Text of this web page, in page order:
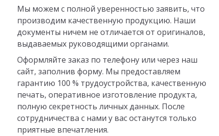
Мы можем с полной уверенностью заявить, что
производим качественную продукцию. Наши
документы ничем не отличается от оригиналов,
выдаваемых руководящими органами.
Оформляйте заказ по телефону или через наш
сайт, заполнив форму. Мы предоставляем
гарантию 100 % трудоустройства, качественную
печать, оперативное изготовление продукта,
полную секретность личных данных. После
сотрудничества с нами у вас останутся только
приятные впечатления.